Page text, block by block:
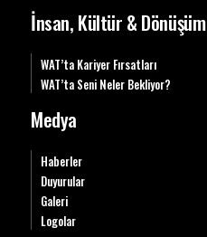
İnsan, Kültür & Dönüşüm
WAT’ta Kariyer Fırsatları
WAT’ta Seni Neler Bekliyor?
Medya
Haberler
Duyurular
Galeri
Logolar